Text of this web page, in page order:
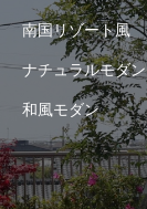
南国リゾート風
ナチュラルモダン
和風モダン